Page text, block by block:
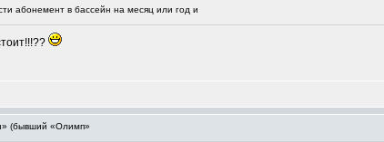
абонемент в бассейн на месяц или год и
(бывший «Олимп»